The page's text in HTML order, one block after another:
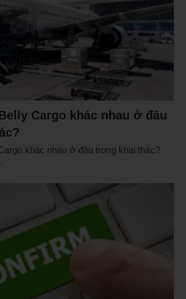
Cargo khác nhau ở đâu
khác nhau ở đâu trong khai thác?